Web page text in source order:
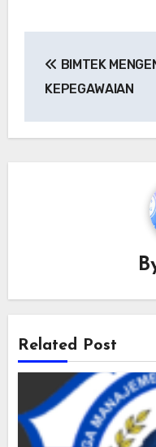
navigation
BIMTEK
KEPEGAWAIAN
Related Post